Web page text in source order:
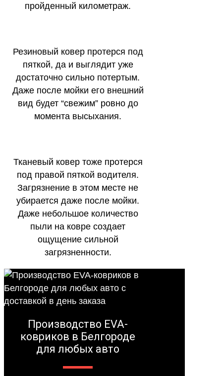
пройденный километраж.
Резиновый ковер протерся под
пяткой, да и выглядит уже
достаточно сильно потертым.
Даже после мойки его внешний
вид будет “свежим” ровно до
момента высыхания.
Тканевый ковер тоже протерся
под правой пяткой водителя.
Загрязнение в этом месте не
убирается даже после мойки.
Даже небольшое количество
пыли на ковре создает
ощущение сильной
загрязненности.
Производство EVA-
ковриков в Белгороде
для любых авто